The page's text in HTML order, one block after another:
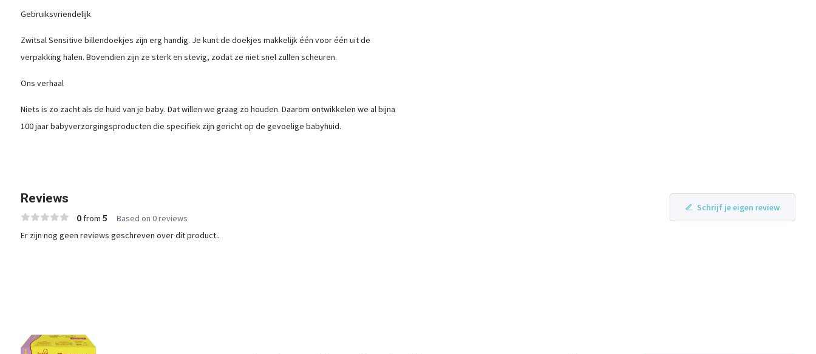
Gebruiksvriendelijk
Zwitsal Sensitive billendoekjes zijn erg handig. Je kunt de doekjes makkelijk één voor één uit de
verpakking halen. Bovendien zijn ze sterk en stevig, zodat ze niet snel zullen scheuren.
Ons verhaal
Niets is zo zacht als de huid van je baby. Dat willen we graag zo houden. Daarom ontwikkelen we al bijna
100 jaar babyverzorgingsproducten die specifiek zijn gericht op de gevoelige babyhuid.
Reviews
0from 5 Based on 0 reviews
Schrijf je eigen review
Er zijn nog geen reviews geschreven over dit product..